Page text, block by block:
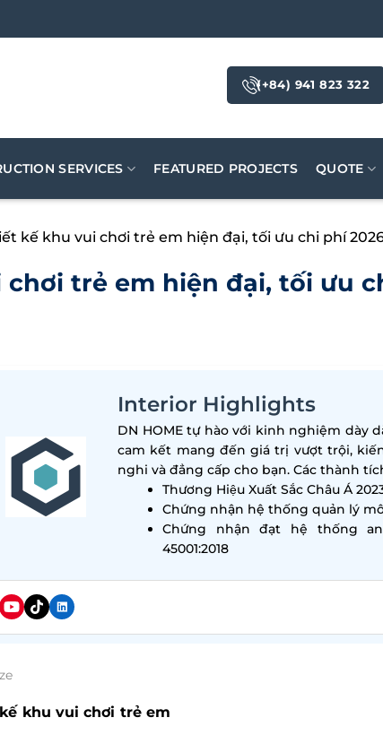
(+84) 941 823 322
SERVICES FEATURED PROJECTS QUOTE
kế khu vui chơi trẻ em hiện đại, tối ưu chi phí
trẻ em hiện đại, tối ưu
Interior Highlights
DN HOME tự hào với kinh nghiệm dày
cam kết mang đến giá trị vượt trội,
nghi và đẳng cấp cho bạn. Các thành
Thương Hiệu Xuất Sắc Châu Á
Chứng nhận hệ thống quản lý
Chứng nhận đạt hệ thống
45001:2018
khu vui chơi trẻ em đang là xu hướng được